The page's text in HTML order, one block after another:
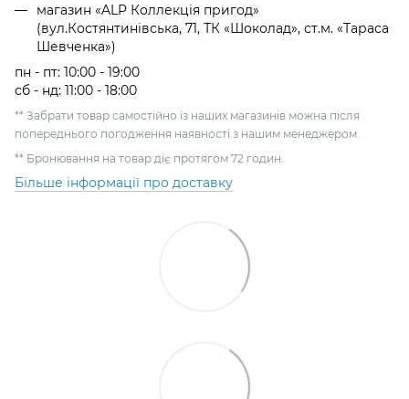
магазин «ALP Коллекція пригод»
(вул.Костянтинівська, 71, ТК «Шоколад», ст.м. «Тараса
Шевченка»)
пн - пт: 10:00 - 19:00
сб - нд: 11:00 - 18:00
** Забрати товар самостійно із наших магазинів можна після
попереднього погодження наявності з нашим менеджером.
** Бронювання на товар діє протягом 72 годин.
Більше інформації про доставку